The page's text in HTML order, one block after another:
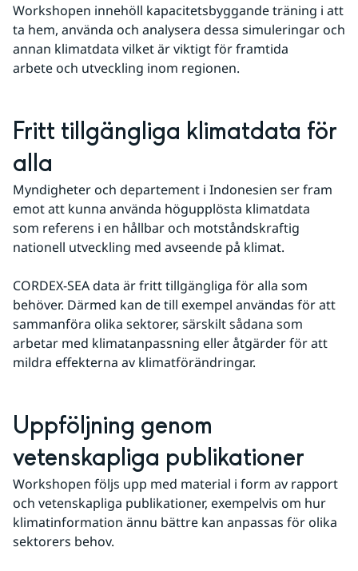
Workshopen innehöll kapacitetsbyggande träning i att
ta hem, använda och analysera dessa simuleringar och
annan klimatdata vilket är viktigt för framtida
arbete och utveckling inom regionen.
Fritt tillgängliga klimatdata för
alla
Myndigheter och departement i Indonesien ser fram
emot att kunna använda högupplösta klimatdata
som referens i en hållbar och motståndskraftig
nationell utveckling med avseende på klimat.
CORDEX-SEA data är fritt tillgängliga för alla som
behöver. Därmed kan de till exempel användas för att
sammanföra olika sektorer, särskilt sådana som
arbetar med klimatanpassning eller åtgärder för att
mildra effekterna av klimatförändringar.
Uppföljning genom
vetenskapliga publikationer
Workshopen följs upp med material i form av rapport
och vetenskapliga publikationer, exempelvis om hur
klimatinformation ännu bättre kan anpassas för olika
sektorers behov.